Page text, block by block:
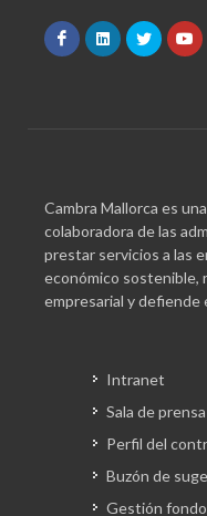
Cambra Mallorca es
colaboradora de las
prestar servicios a las
económico sostenible,
empresarial y defiende
Intranet
Sala de prensa
Perfil del
Buzón de
Gestión